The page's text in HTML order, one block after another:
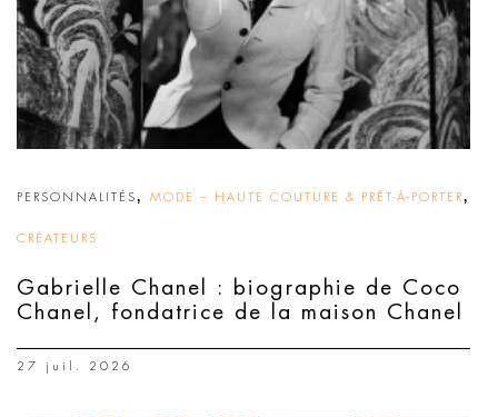
PERSONNALITÉS, MODE – HAUTE COUTURE & PRÊT-À-PORTER,
CRÉATEURS
Gabrielle Chanel : biographie de Coco
Chanel, fondatrice de la maison Chanel
27 juil. 2026